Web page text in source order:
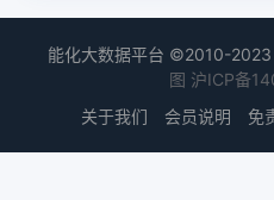
能化大数据平台 ©2010-
图 沪ICP备
关于我们
会员说明 免